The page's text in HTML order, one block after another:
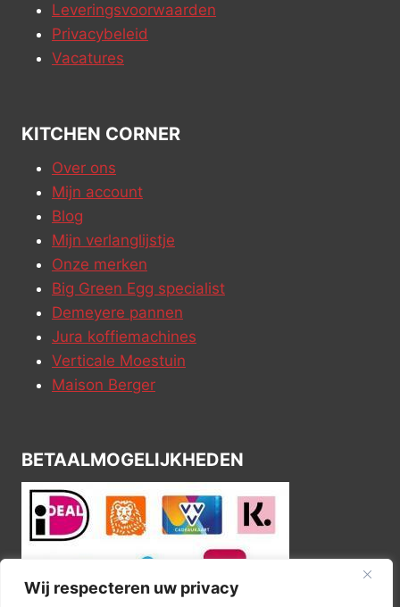
Wij respecteren uw privacy
Leveringsvoorwaarden
Privacybeleid
Vacatures
KITCHEN CORNER
Over ons
Mijn account
Blog
Mijn verlanglijstje
Onze merken
Big Green Egg specialist
Demeyere pannen
Jura koffiemachines
Verticale Moestuin
Maison Berger
BETAALMOGELIJKHEDEN